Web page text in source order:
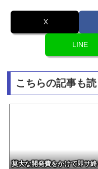
X
LINE
こちらの記事も
莫大な開発費をかけて即サ